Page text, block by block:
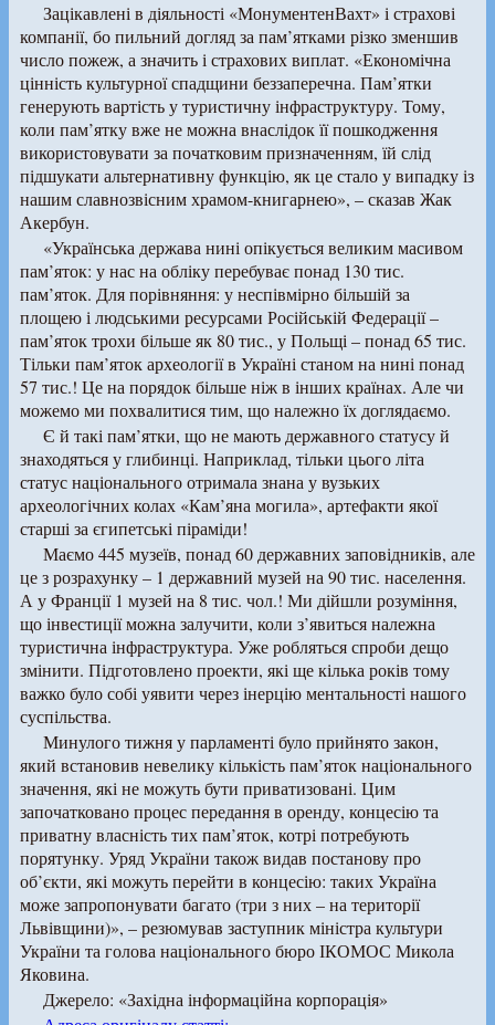
Зацікавлені в діяльності «МонументенВахт» і страхові
компанії, бо пильний догляд за пам’ятками різко зменшив
число пожеж, а значить і страхових виплат. «Економічна
цінність культурної спадщини беззаперечна. Пам’ятки
генерують вартість у туристичну інфраструктуру. Тому,
коли пам’ятку вже не можна внаслідок її пошкодження
використовувати за початковим призначенням, їй слід
підшукати альтернативну функцію, як це стало у випадку із
нашим славнозвісним храмом-книгарнею», – сказав Жак
Акербун.
«Українська держава нині опікується великим масивом
пам’яток: у нас на обліку перебуває понад 130 тис.
пам’яток. Для порівняння: у неспівмірно більшій за
площею і людськими ресурсами Російській Федерації –
пам’яток трохи більше як 80 тис., у Польщі – понад 65 тис.
Тільки пам’яток археології в Україні станом на нині понад
57 тис.! Це на порядок більше ніж в інших країнах. Але чи
можемо ми похвалитися тим, що належно їх доглядаємо.
Є й такі пам’ятки, що не мають державного статусу й
знаходяться у глибинці. Наприклад, тільки цього літа
статус національного отримала знана у вузьких
археологічних колах «Кам’яна могила», артефакти якої
старші за єгипетські піраміди!
Маємо 445 музеїв, понад 60 державних заповідників, але
це з розрахунку – 1 державний музей на 90 тис. населення.
А у Франції 1 музей на 8 тис. чол.! Ми дійшли розуміння,
що інвестиції можна залучити, коли з’явиться належна
туристична інфраструктура. Уже робляться спроби дещо
змінити. Підготовлено проекти, які ще кілька років тому
важко було собі уявити через інерцію ментальності нашого
суспільства.
Минулого тижня у парламенті було прийнято закон,
який встановив невелику кількість пам’яток національного
значення, які не можуть бути приватизовані. Цим
започатковано процес передання в оренду, концесію та
приватну власність тих пам’яток, котрі потребують
порятунку. Уряд України також видав постанову про
об’єкти, які можуть перейти в концесію: таких Україна
може запропонувати багато (три з них – на території
Львівщини)», – резюмував заступник міністра культури
України та голова національного бюро ІКОМОС Микола
Яковина.
Джерело: «Західна інформаційна корпорація»